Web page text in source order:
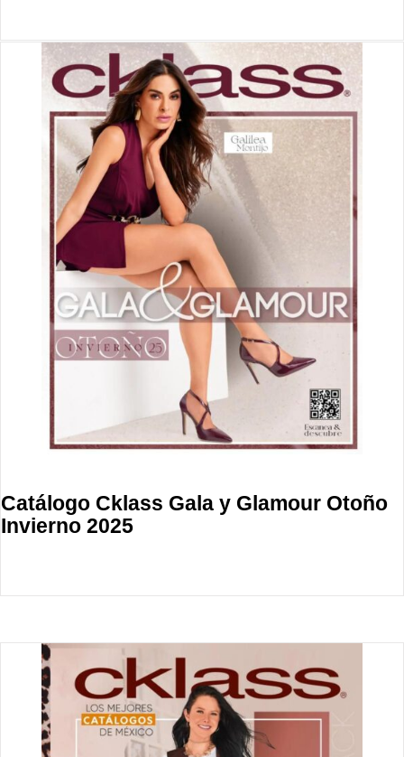
Catálogo Cklass Gala y Glamour Otoño
Invierno 2025